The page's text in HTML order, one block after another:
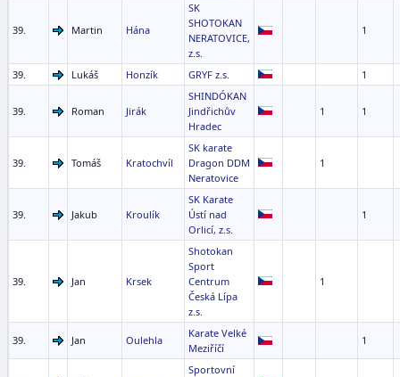
39. Martin Hána
SK
SHOTOKAN
NERATOVICE,
z.s.
1
39. Lukáš Honzík GRYF z.s. 1
39. Roman Jirák
SHINDÓKAN
Jindřichův
Hradec
1 1
39. Tomáš Kratochvíl
SK karate
Dragon DDM
Neratovice
1
39. Jakub Kroulík
SK Karate
Ústí nad
Orlicí, z.s.
1
39. Jan Krsek
Shotokan
Sport
Centrum
Česká Lípa
z.s.
1
39. Jan Oulehla
Karate Velké
Meziříčí
1
Sportovní